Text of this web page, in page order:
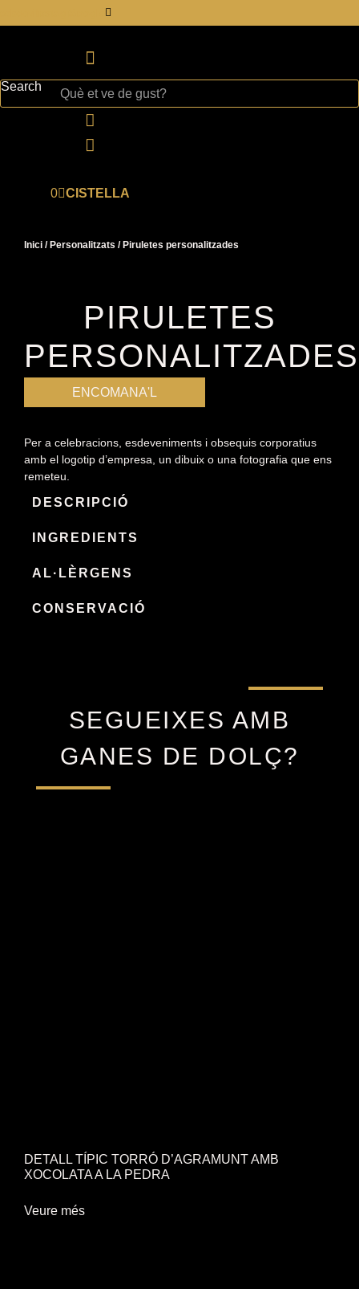
al
Search
0 CISTELLA
Inici / Personalitzats / Piruletes personalitzades
PIRULETES
PERSONALITZADES
ENCOMANA'L
Per a celebracions, esdeveniments i obsequis corporatius
amb el logotip d’empresa, un dibuix o una fotografia que ens
remeteu.
DESCRIPCIÓ
INGREDIENTS
AL·LÈRGENS
CONSERVACIÓ
SEGUEIXES AMB
GANES DE DOLÇ?
DETALL TÍPIC TORRÓ D’AGRAMUNT AMB
XOCOLATA A LA PEDRA
Veure més